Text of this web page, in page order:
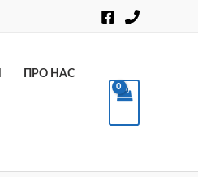
ПРО НАС